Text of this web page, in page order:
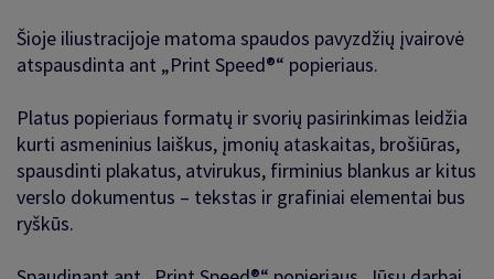
Šioje iliustracijoje matoma spaudos pavyzdžių įvairovė
atspausdinta ant „Print Speed®“ popieriaus.
Platus popieriaus formatų ir svorių pasirinkimas leidžia
kurti asmeninius laiškus, įmonių ataskaitas, brošiūras,
spausdinti plakatus, atvirukus, firminius blankus ar kitus
verslo dokumentus – tekstas ir grafiniai elementai bus
ryškūs.